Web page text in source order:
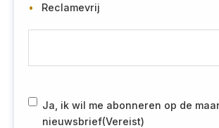
Reclamevrij
m
iR
Ja, ik wil me abonneren op de
nieuwsbrief(Vereist)